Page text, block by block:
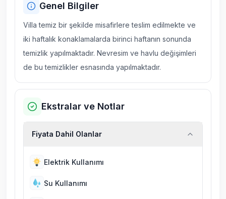
Genel Bilgiler
Villa temiz bir şekilde misafirlere teslim edilmekte ve
iki haftalık konaklamalarda birinci haftanın sonunda
temizlik yapılmaktadır. Nevresim ve havlu değişimleri
de bu temizlikler esnasında yapılmaktadır.
Ekstralar ve Notlar
Fiyata Dahil Olanlar
Elektrik Kullanımı
Su Kullanımı